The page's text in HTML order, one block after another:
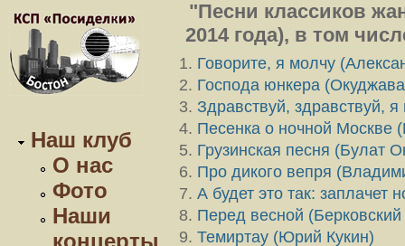
Наш клуб
О нас
Фото
Наши
концерты
"Песни классиков
2014 года), в том
Говорите, я молчу
Господа юнкера
Здравствуй, здравствуй,
Песенка о ночной Москве
Грузинская песня (Булат
Про дикого вепря
А будет это так: заплачет
Перед весной
Темиртау (Юрий Кукин)